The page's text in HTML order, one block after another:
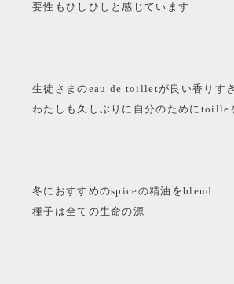
要性もひしひしと感じています
生徒さまのeau de toilletが良い香りす
わたしも久しぶりに自分のためにtoille
冬におすすめのspiceの精油をblend
種子は全ての生命の源